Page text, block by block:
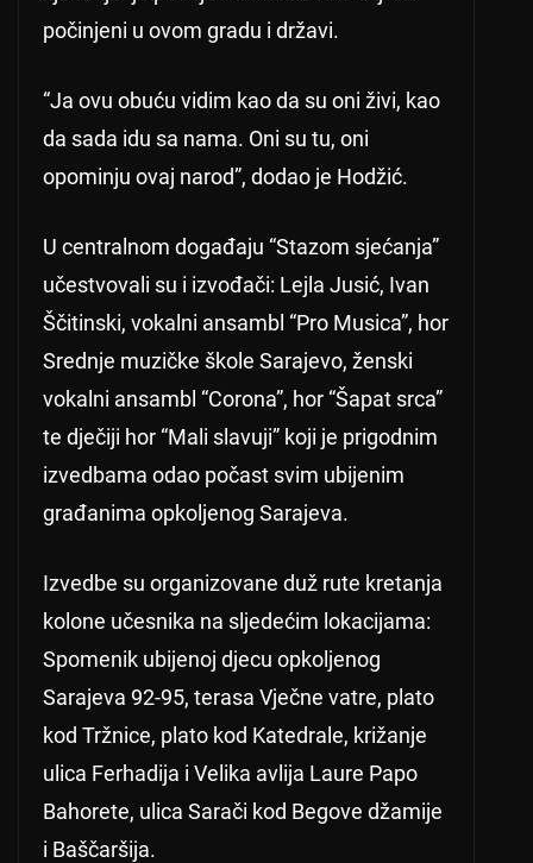
počinjeni u ovom gradu i državi.
“Ja ovu obuću vidim kao da su oni živi, kao
da sada idu sa nama. Oni su tu, oni
opominju ovaj narod”, dodao je Hodžić.
U centralnom događaju “Stazom sjećanja”
učestvovali su i izvođači: Lejla Jusić, Ivan
Ščitinski, vokalni ansambl “Pro Musica”, hor
Srednje muzičke škole Sarajevo, ženski
vokalni ansambl “Corona”, hor “Šapat srca”
te dječiji hor “Mali slavuji” koji je prigodnim
izvedbama odao počast svim ubijenim
građanima opkoljenog Sarajeva.
Izvedbe su organizovane duž rute kretanja
kolone učesnika na sljedećim lokacijama:
Spomenik ubijenoj djecu opkoljenog
Sarajeva 92-95, terasa Vječne vatre, plato
kod Tržnice, plato kod Katedrale, križanje
ulica Ferhadija i Velika avlija Laure Papo
Bahorete, ulica Sarači kod Begove džamije
i Baščaršija.